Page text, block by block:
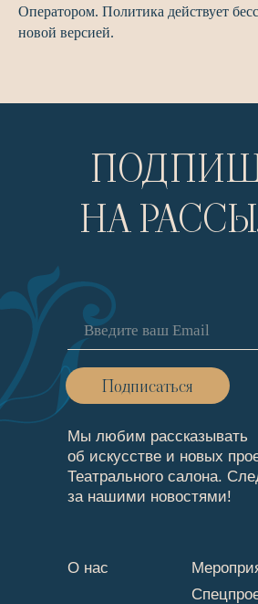
Оператором. Политика действует
новой версией.
Мы любим рассказывать
об искусстве и новых
Театрального cалона.
за нашими новостями!
НА
Подписаться
О нас